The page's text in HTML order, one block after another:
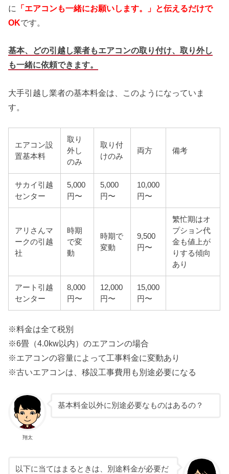
に
「エアコンも一緒にお願いします。」と伝えるだけで
OKです。
基本、どの引越し業者もエアコンの取り付け、取り外し
も一緒に依頼できます。
大手引越し業者の基本料金は、このようになっていま
す。
エアコン設
置基本料
取り
外し
のみ
取り付
けのみ
両方 備考
サカイ引越
センター
5,000
円〜
5,000
円〜
10,000
円〜
アリさんマ
ークの引越
社
時期
で変
動
時期で
変動
9,500
円〜
繁忙期はオ
プション代
金も値上が
りする傾向
あり
アート引越
センター
8,000
円〜
12,000
円〜
15,000
円〜
※料金は全て税別
※6畳（4.0kw以内）のエアコンの場合
※エアコンの容量によって工事料金に変動あり
※古いエアコンは、移設工事費用も別途必要になる
翔太
基本料金以外に別途必要なものはあるの？
以下に当てはまるときは、別途料金が必要だ